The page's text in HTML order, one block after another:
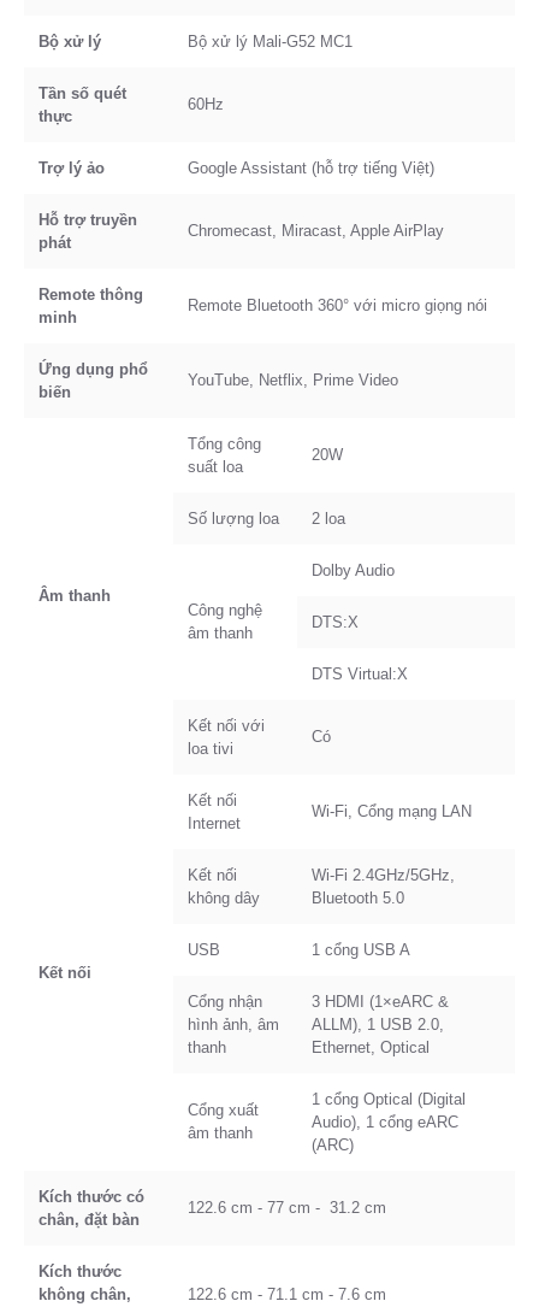
Bộ xử lý Bộ xử lý Mali-G52 MC1
Tần số quét
thực
60Hz
Trợ lý ảo Google Assistant (hỗ trợ tiếng Việt)
Hỗ trợ truyền
phát
Chromecast, Miracast, Apple AirPlay
Remote thông
minh
Remote Bluetooth 360° với micro giọng nói
Ứng dụng phổ
biến
YouTube, Netflix, Prime Video
Âm thanh
Tổng công
suất loa
20W
Số lượng loa 2 loa
Công nghệ
âm thanh
Dolby Audio
DTS:X
DTS Virtual:X
Kết nối với
loa tivi
Có
Kết nối
Kết nối
Internet
Wi-Fi, Cổng mạng LAN
Kết nối
không dây
Wi-Fi 2.4GHz/5GHz,
Bluetooth 5.0
USB 1 cổng USB A
Cổng nhận
hình ảnh, âm
thanh
3 HDMI (1×eARC &
ALLM), 1 USB 2.0,
Ethernet, Optical
Cổng xuất
âm thanh
1 cổng Optical (Digital
Audio), 1 cổng eARC
(ARC)
Kích thước có
chân, đặt bàn
122.6 cm - 77 cm - 31.2 cm
Kích thước
không chân,
122.6 cm - 71.1 cm - 7.6 cm